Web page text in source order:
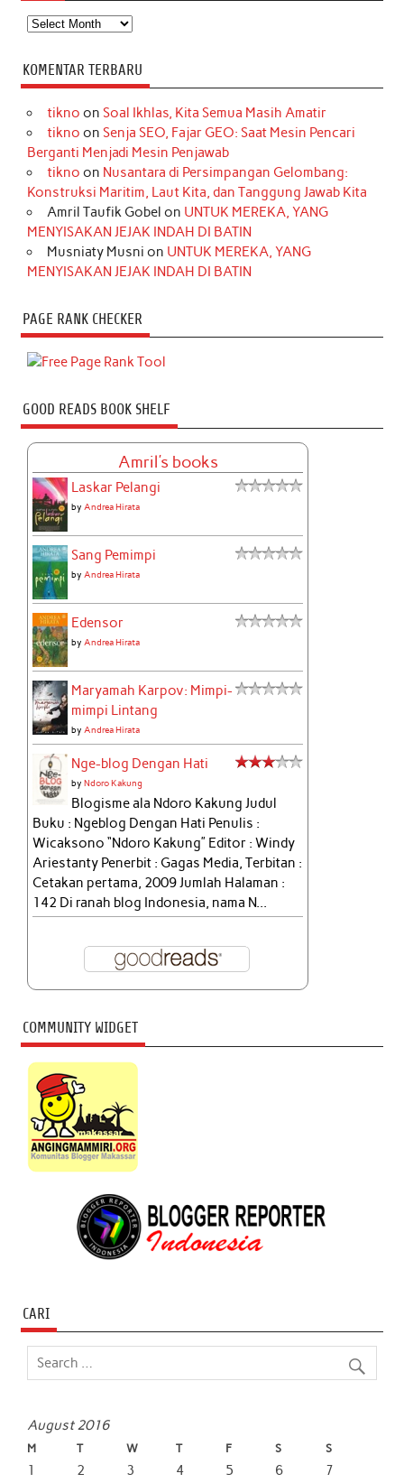
Arsip
KOMENTAR TERBARU
tikno on Soal Ikhlas, Kita Semua Masih Amatir
tikno on Senja SEO, Fajar GEO: Saat Mesin Pencari
Berganti Menjadi Mesin Penjawab
tikno on Nusantara di Persimpangan Gelombang:
Konstruksi Maritim, Laut Kita, dan Tanggung Jawab Kita
Amril Taufik Gobel on UNTUK MEREKA, YANG
MENYISAKAN JEJAK INDAH DI BATIN
Musniaty Musni on UNTUK MEREKA, YANG
MENYISAKAN JEJAK INDAH DI BATIN
PAGE RANK CHECKER
GOOD READS BOOK SHELF
Amril's books
Laskar Pelangi
byAndrea Hirata
Sang Pemimpi
byAndrea Hirata
Edensor
byAndrea Hirata
Maryamah Karpov: Mimpi-
mimpi Lintang
byAndrea Hirata
Nge-blog Dengan Hati
byNdoro Kakung
Blogisme ala Ndoro Kakung Judul
Buku : Ngeblog Dengan Hati Penulis :
Wicaksono “Ndoro Kakung” Editor : Windy
Ariestanty Penerbit : Gagas Media, Terbitan :
Cetakan pertama, 2009 Jumlah Halaman :
142 Di ranah blog Indonesia, nama N...
COMMUNITY WIDGET
CARI
August 2016
M T W T F S S
1 2 3 4 5 6
7